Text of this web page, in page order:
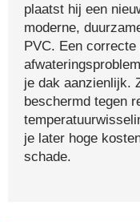
plaatst hij een
moderne,
PVC. Een
je dak aanzienlijk.
beschermd tegen
je later hoge
schade.